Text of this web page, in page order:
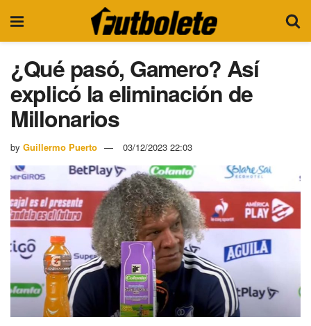
¿Qué pasó, Gamero? Así
explicó la eliminación de
Millonarios
by Guillermo Puerto 03/12/2023 22:03